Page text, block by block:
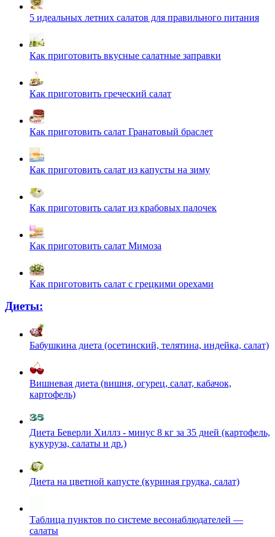
5 идеальных летних салатов для правильного питания
Как приготовить вкусные салатные заправки
Как приготовить греческий салат
Как приготовить салат Гранатовый браслет
Как приготовить салат из капусты на зиму
Как приготовить салат из крабовых палочек
Как приготовить салат Мимоза
Как приготовить салат с грецкими орехами
Диеты:
Бабушкина диета (осетинский, телятина, индейка, салат)
Вишневая диета (вишня, огурец, салат, кабачок,
картофель)
Диета Беверли Хиллз - минус 8 кг за 35 дней (картофель,
кукуруза, салаты и др.)
Диета на цветной капусте (куриная грудка, салат)
Таблица пунктов по системе весонаблюдателей —
салаты